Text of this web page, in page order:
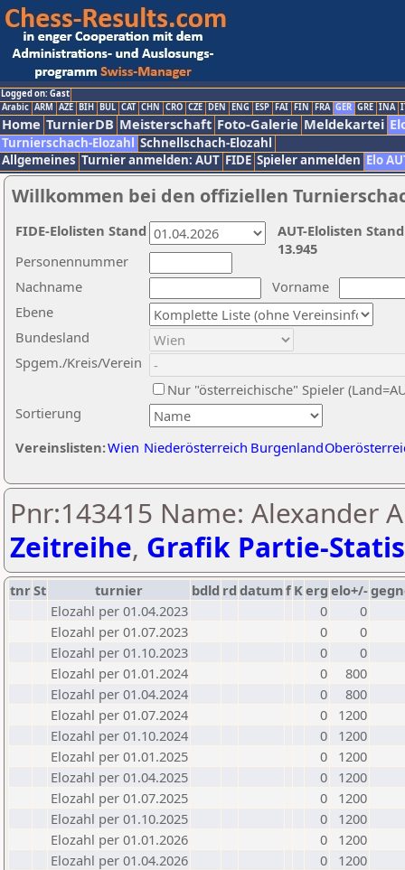
Logged on: Gast
Arabic ARM AZE BIH BUL CAT CHN CRO CZE DEN ENG ESP FAI FIN FRA GER GRE INA
Home TurnierDB Meisterschaft Foto-Galerie Meldekartei
Turnierschach-Elozahl Schnellschach-Elozahl
Allgemeines Turnier anmelden: AUT FIDE Spieler anmelden Elo
Willkommen bei den offiziellen
Nachname
Vorname
Ebene
Sortierung
Personennummer
Bundesland
Spgem./Kreis/Verein
Nur "österreichische" Spieler
Vereinslisten:Wien Niederösterreich Burgenland
AUT-Elolisten
13.945
FIDE-Elolisten Stand
Pnr:143415 Name: Alexander
Zeitreihe, Grafik Partie-
tnrSt turnier bdld rd datumf Kerg elo+/-
Elozahl per 01.04.2023
0
0
Elozahl per 01.07.2023
0
0
Elozahl per 01.10.2023
0
0
Elozahl per 01.01.2024
0
800
Elozahl per 01.04.2024
0
800
Elozahl per 01.07.2024
0
1200
Elozahl per 01.10.2024
0
1200
Elozahl per 01.01.2025
0
1200
Elozahl per 01.04.2025
0
1200
Elozahl per 01.07.2025
0
1200
Elozahl per 01.10.2025
0
1200
Elozahl per 01.01.2026
0
1200
Elozahl per 01.04.2026
0
1200